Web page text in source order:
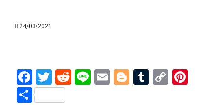
24/03/2021
Facebook
Twitter
Reddit
LineEmailBlogger
Tumblr
Copy
Share